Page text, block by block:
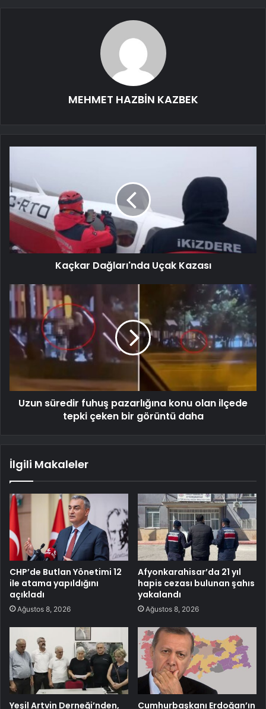
MEHMET HAZBİN KAZBEK
Kaçkar Dağları'nda Uçak Kazası
Uzun süredir fuhuş pazarlığına konu olan ilçede
tepki çeken bir görüntü daha
İlgili Makaleler
CHP’de Butlan Yönetimi 12
ile atama yapıldığını
açıkladı
Ağustos 8, 2026
Afyonkarahisar’da 21 yıl
hapis cezası bulunan şahıs
yakalandı
Ağustos 8, 2026
Yeşil Artvin Derneği’nden, Cumhurbaşkanı Erdoğan’ın